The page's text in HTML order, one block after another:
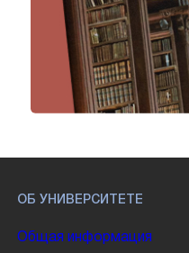
ОБ УНИВЕРСИТЕТЕ
Общая информация